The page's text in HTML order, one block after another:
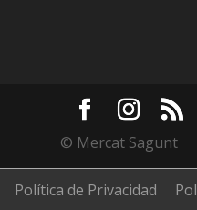
© Mercat Sagunt
Política de Privacidad